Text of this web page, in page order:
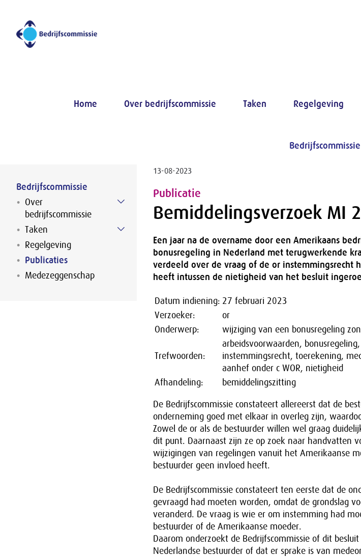
Home Over bedrijfscommissie Taken Regelgeving
Bedrijfscommissie
Over
bedrijfscommissie
Taken
Regelgeving
Publicaties
Medezeggenschap
Bedrijfscommissie
13-08-2023
Publicatie
Bemiddelingsverzoek MI
Een jaar na de overname door een Amerikaans
bonusregeling in Nederland met terugwerkende
verdeeld over de vraag of de or instemmingsrecht
heeft intussen de nietigheid van het besluit
Datum indiening: 27 februari 2023
Verzoeker:
or
Onderwerp:
wijziging van een bonusregeling
Trefwoorden:
arbeidsvoorwaarden,
instemmingsrecht, toerekening,
aanhef onder c WOR, nietigheid
Afhandeling:
bemiddelingszitting
De Bedrijfscommissie constateert allereerst dat de
onderneming goed met elkaar in overleg zijn,
Zowel de or als de bestuurder willen wel graag
dit punt. Daarnaast zijn ze op zoek naar handvatten
wijzigingen van regelingen vanuit het Amerikaanse
bestuurder geen invloed heeft.
De Bedrijfscommissie constateert ten eerste dat de
gevraagd had moeten worden, omdat de grondslag
veranderd. De vraag is wie er om instemming had
bestuurder of de Amerikaanse moeder.
Daarom onderzoekt de Bedrijfscommissie of dit
Nederlandse bestuurder of dat er sprake is van